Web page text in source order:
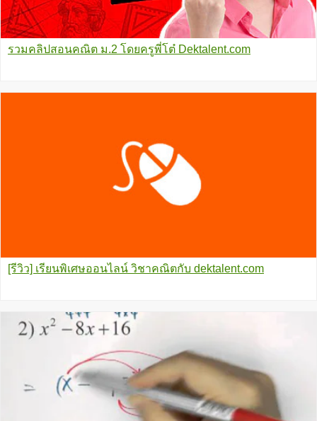
รวมคลิปสอนคณิต ม.2 โดยครูพี่โต๋ Dektalent.com
[รีวิว] เรียนพิเศษออนไลน์ วิชาคณิตกับ dektalent.com